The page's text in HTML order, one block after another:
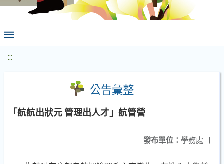
:::
公告彙整
「航航出狀元 管理出人才」航管營
發布單位： 學務處 |